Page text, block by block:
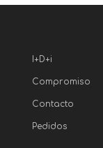
I+D+i
Compromiso
Contacto
Pedidos